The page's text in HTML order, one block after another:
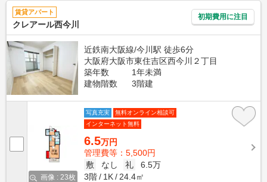
賃貸アパート
クレアール西今川
初期費用に注目
近鉄南大阪線/今川駅 徒歩6分
大阪府大阪市東住吉区西今川２丁目
築年数
1年未満
建物階数
3階建
画像 : 23枚
写真充実
無料オンライン相談可
インターネット無料
6.5万円
管理費等：5,500円
敷
なし 礼
6.5万
3階
1K 24.4㎡